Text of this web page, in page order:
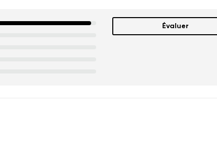
Évaluer